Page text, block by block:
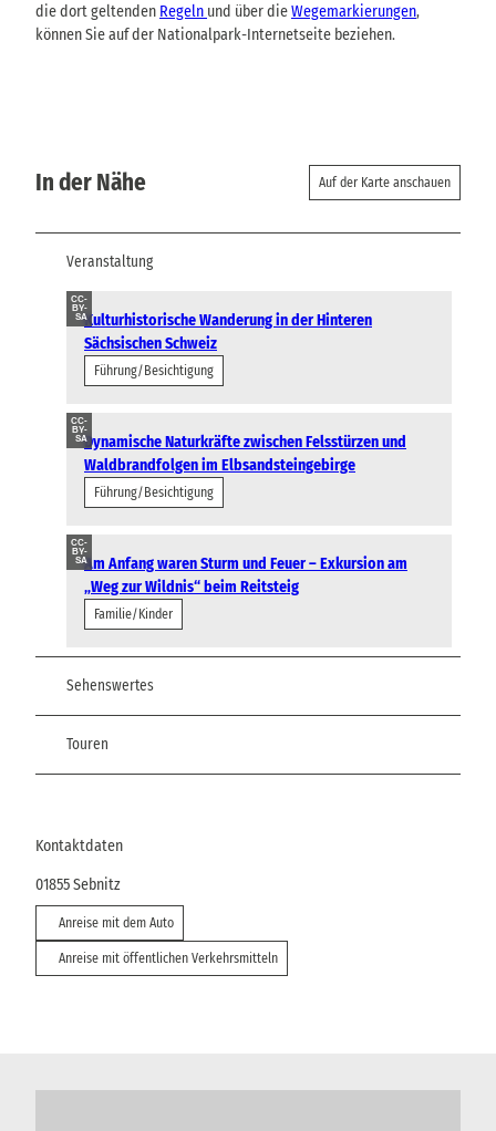
die dort geltenden Regeln und über dieWegemarkierungen,
können Sie auf der Nationalpark-Internetseite beziehen.
In der Nähe Auf der Karte anschauen
Veranstaltung
CC-
BY-
SAKulturhistorische Wanderung in der Hinteren
Sächsischen Schweiz
Führung/Besichtigung
CC-
BY-
SADynamische Naturkräfte zwischen Felsstürzen und
Waldbrandfolgen im Elbsandsteingebirge
Führung/Besichtigung
CC-
BY-
SAAm Anfang waren Sturm und Feuer – Exkursion am
„Weg zur Wildnis“ beim Reitsteig
Familie/Kinder
Sehenswertes
Touren
Kontaktdaten
01855Sebnitz
Anreise mit dem Auto
Anreise mit öffentlichen Verkehrsmitteln